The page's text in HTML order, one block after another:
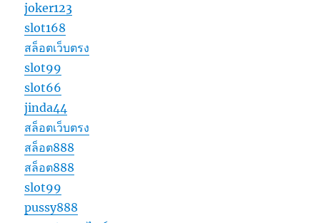
joker123
slot168
สล็อตเว็บตรง
slot99
slot66
jinda44
สล็อตเว็บตรง
สล็อต888
สล็อต888
slot99
pussy888